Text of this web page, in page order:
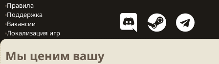
Правила
Поддержка
Вакансии
Локализация игр
Мы ценим вашу